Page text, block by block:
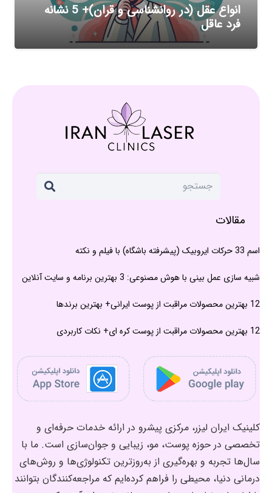
انواع عقل (در روانشناسی و قران)+ 5 نشانه
فرد عاقل
مقالات
اسم 33 حرکات ایروبیک (پیشرفته باشگاه) با فیلم و نکته
شبیه سازی عمل بینی با هوش مصنوعی: 3 بهترین برنامه و سایت آنلاین
12 بهترین محصولات مراقبت از پوست ایرانی+ بهترین برندها
12 بهترین محصولات مراقبت از پوست کره ای+ نکات کاربردی
کلینیک ایران لیزر، مرکزی پیشرو در ارائه خدمات حرفه‌ای و
تخصصی در حوزه پوست، مو، زیبایی و جوان‌سازی است. ما با
سال‌ها تجربه و بهره‌گیری از به‌روزترین تکنولوژی‌ها و روش‌های
درمانی دنیا، محیطی را فراهم کرده‌ایم که مراجعه‌کنندگان بتوانند